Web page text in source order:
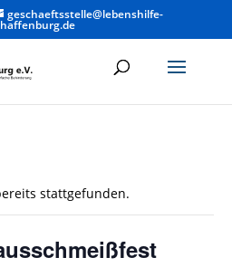
geschaeftsstelle@lebenshilfe-
stattgefunden.